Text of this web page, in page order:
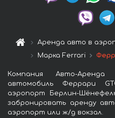
Аренда авто в
Марка Ferrari
Компания Авто-
автомобиль Феррари
аэропорт Берлин-
забронировать аренду
аэропорт или ж/д вокзал.